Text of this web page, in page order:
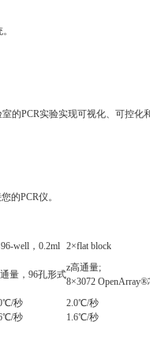
的PCR实验实现可视化、可控化
的PCR仪。
well，0.2ml 2×flat block
量，96孔形式
z高通量;
8×3072
秒
2.0℃/秒
秒
1.6℃/秒